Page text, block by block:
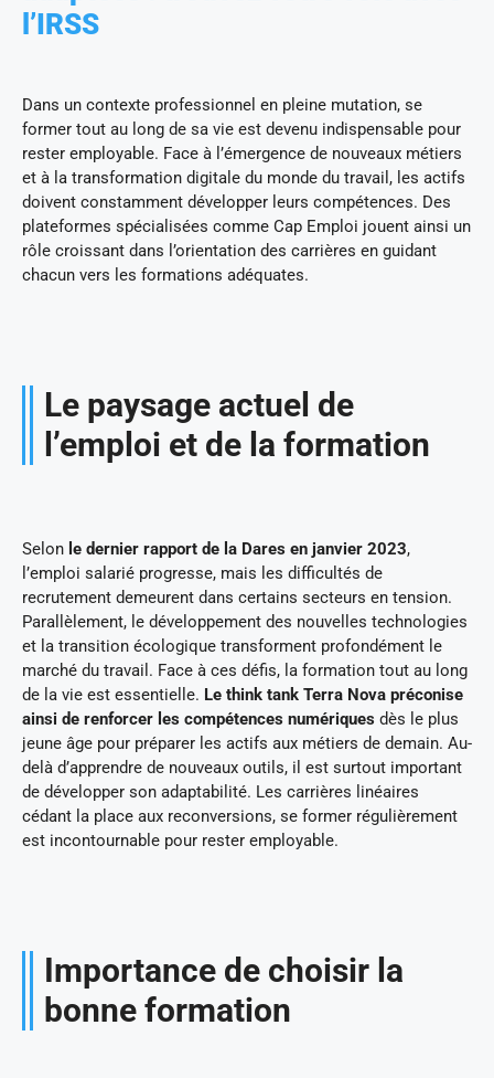
l’IRSS
Dans un contexte professionnel en pleine mutation, se
former tout au long de sa vie est devenu indispensable pour
rester employable. Face à l’émergence de nouveaux métiers
et à la transformation digitale du monde du travail, les actifs
doivent constamment développer leurs compétences. Des
plateformes spécialisées comme Cap Emploi jouent ainsi un
rôle croissant dans l’orientation des carrières en guidant
chacun vers les formations adéquates.
Le paysage actuel de
l’emploi et de la formation
Selon le dernier rapport de la Dares en janvier 2023,
l’emploi salarié progresse, mais les difficultés de
recrutement demeurent dans certains secteurs en tension.
Parallèlement, le développement des nouvelles technologies
et la transition écologique transforment profondément le
marché du travail. Face à ces défis, la formation tout au long
de la vie est essentielle. Le think tank Terra Nova préconise
ainsi de renforcer les compétences numériques dès le plus
jeune âge pour préparer les actifs aux métiers de demain. Au-
delà d’apprendre de nouveaux outils, il est surtout important
de développer son adaptabilité. Les carrières linéaires
cédant la place aux reconversions, se former régulièrement
est incontournable pour rester employable.
Importance de choisir la
bonne formation